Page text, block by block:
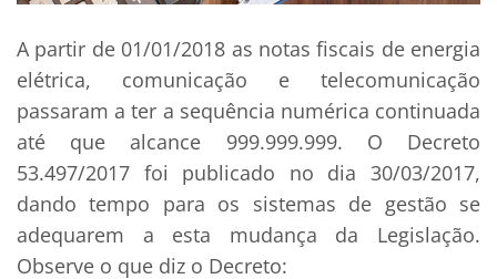
A partir de 01/01/2018 as notas fiscais de energia
elétrica, comunicação e telecomunicação
passaram a ter a sequência numérica continuada
até que alcance 999.999.999. O Decreto
53.497/2017 foi publicado no dia 30/03/2017,
dando tempo para os sistemas de gestão se
adequarem a esta mudança da Legislação.
Observe o que diz o Decreto: